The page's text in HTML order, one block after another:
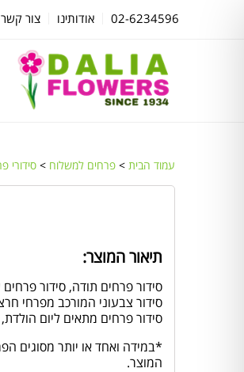
02-6234596 אודותינו צור קשר
עמוד הבית > פרחים למשלוח > סידורי
תיאור המוצר:
סידור פרחים תודה, סידור
סידור צבעוני המורכב מפרחי
סידור פרחים מתאים ליום
*במידה ואחד או יותר מסוגים
המוצר.